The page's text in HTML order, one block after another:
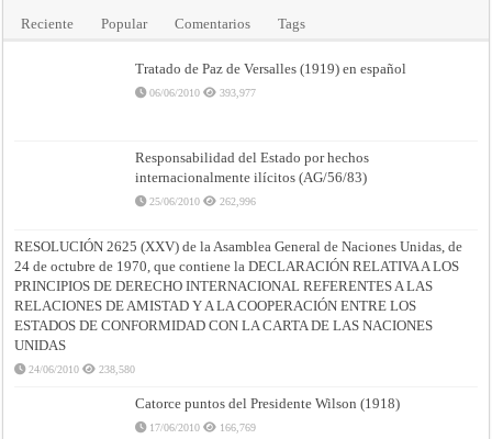
Reciente Popular Comentarios Tags
Tratado de Paz de Versalles (1919) en español
06/06/2010 393,977
Responsabilidad del Estado por hechos
internacionalmente ilícitos (AG/56/83)
25/06/2010 262,996
RESOLUCIÓN 2625 (XXV) de la Asamblea General de Naciones Unidas, de
24 de octubre de 1970, que contiene la DECLARACIÓN RELATIVA A LOS
PRINCIPIOS DE DERECHO INTERNACIONAL REFERENTES A LAS
RELACIONES DE AMISTAD Y A LA COOPERACIÓN ENTRE LOS
ESTADOS DE CONFORMIDAD CON LA CARTA DE LAS NACIONES
UNIDAS
24/06/2010 238,580
Catorce puntos del Presidente Wilson (1918)
17/06/2010 166,769